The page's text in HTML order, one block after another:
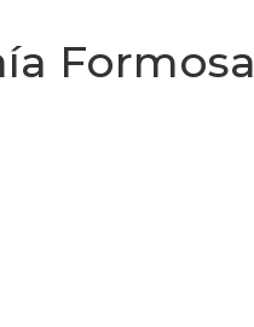
Formosa